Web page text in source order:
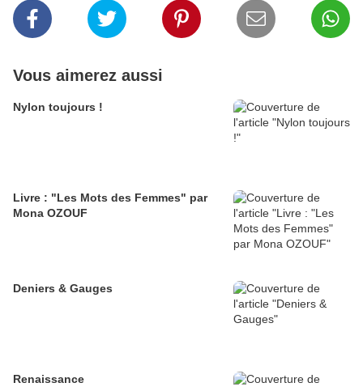
Vous aimerez aussi
Nylon toujours !
Livre : "Les Mots des Femmes" par
Mona OZOUF
Deniers & Gauges
Renaissance